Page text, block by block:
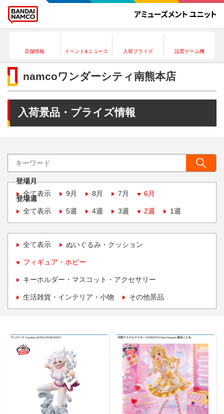
店舗情報 イベント&ニュース 入荷プライズ 設置ゲーム機
namcoワンダーシティ南熊本店
入荷景品・プライズ情報
登場月
全て表示
9月 8月 7月 6月
登場週
全て表示
5週 4週 3週 2週 1週
全て表示 ぬいぐるみ・クッション
フィギュア・ホビー
キーホルダー・マスコット・アクセサリー
生活雑貨・インテリア・小物 その他景品